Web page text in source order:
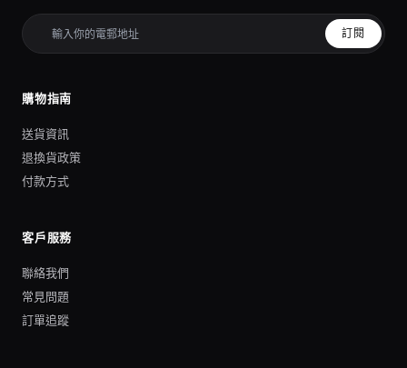
訂閱
購物指南
送貨資訊
退換貨政策
付款方式
客戶服務
聯絡我們
常見問題
訂單追蹤